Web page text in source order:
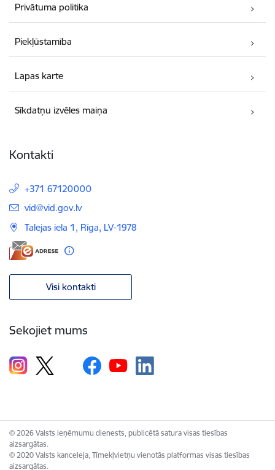
Privātuma politika
Piekļūstamība
Lapas karte
Sīkdatņu izvēles maiņa
Kontakti
+371 67120000
E-pasts:
vid@vid.gov.lv
Talejas iela 1, Rīga, LV-1978
Visi kontakti
Sekojiet mums
© 2026 Valsts ieņēmumu dienests, publicētā satura visas tiesības
aizsargātas.
© 2020 Valsts kanceleja, Tīmekļvietņu vienotās platformas visas tiesības
aizsargātas.